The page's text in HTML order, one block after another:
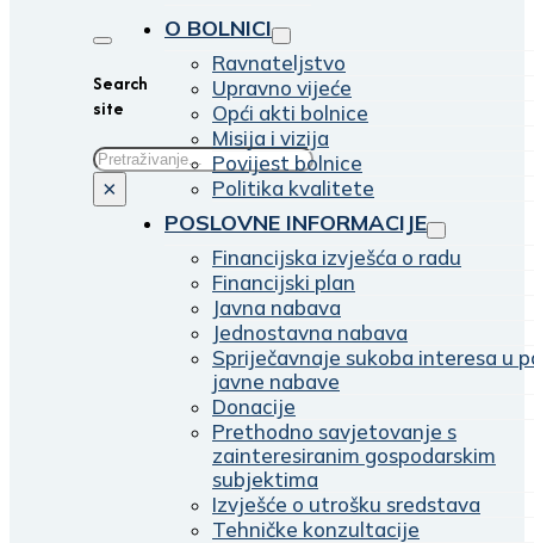
Search
site
Traži
×
O BOLNICI
Ravnateljstvo
Upravno vijeće
Opći akti bolnice
Misija i vizija
Povijest bolnice
Politika kvalitete
POSLOVNE INFORMACIJE
Financijska izvješća o radu
Financijski plan
Javna nabava
Jednostavna nabava
Spriječavnaje sukoba interesa u
javne nabave
Donacije
Prethodno savjetovanje s
zainteresiranim gospodarskim
subjektima
Izvješće o utrošku sredstava
Tehničke konzultacije